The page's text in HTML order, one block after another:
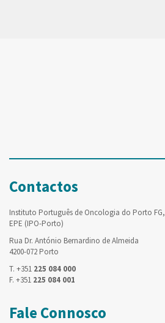
Contactos
Instituto Português de Oncologia do Porto FG,
EPE (IPO-Porto)
Rua Dr. António Bernardino de Almeida
4200-072 Porto
T. +351 225 084 000
F. +351 225 084 001
Fale Connosco